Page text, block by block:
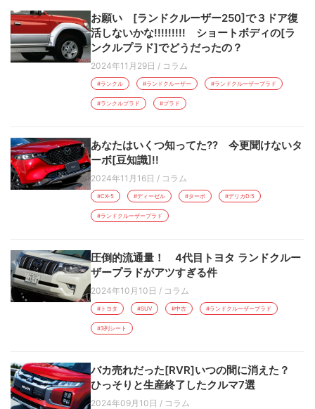
お願い [ランドクルーザー250]で３ドア復
活しないかな!!!!!!!!! ショートボディの[ラ
ンクルプラド]でどうだったの？
2024年11月29日 / コラム
#ランクル #ランドクルーザー #ランドクルーザープラド
#ランクルプラド #プラド
あなたはいくつ知ってた?? 今更聞けないタ
ーボ[豆知識]!!
2024年11月16日 / コラム
#CX-5 #ディーゼル #ターボ #デリカD:5
#ランドクルーザープラド
圧倒的流通量！ 4代目トヨタ ランドクルー
ザープラドがアツすぎる件
2024年10月10日 / コラム
#トヨタ #SUV #中古 #ランドクルーザープラド
#3列シート
バカ売れだった[RVR]いつの間に消えた？
ひっそりと生産終了したクルマ7選
2024年09月10日 / コラム